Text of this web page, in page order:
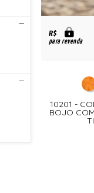
R$
para revenda
10201 -
BOJO